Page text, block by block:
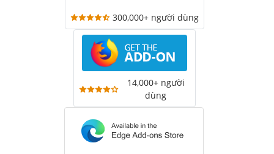
300,000+ người dùng
14,000+ người
dùng